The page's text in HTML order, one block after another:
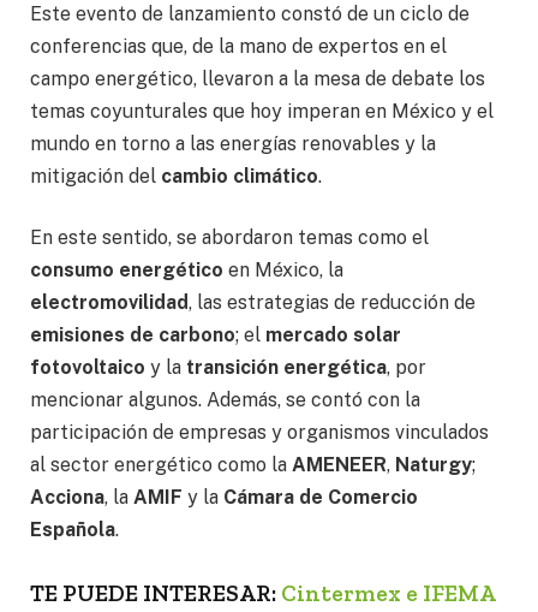
Este evento de lanzamiento constó de un ciclo de
conferencias que, de la mano de expertos en el
campo energético, llevaron a la mesa de debate los
temas coyunturales que hoy imperan en México y el
mundo en torno a las energías renovables y la
mitigación del cambio climático.
En este sentido, se abordaron temas como el
consumo energético en México, la
electromovilidad, las estrategias de reducción de
emisiones de carbono; el mercado solar
fotovoltaico y la transición energética, por
mencionar algunos. Además, se contó con la
participación de empresas y organismos vinculados
al sector energético como la AMENEER, Naturgy;
Acciona, la AMIF y la Cámara de Comercio
Española.
TE PUEDE INTERESAR: Cintermex e IFEMA